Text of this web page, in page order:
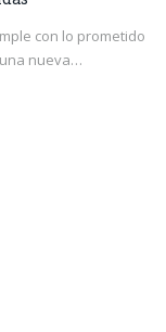
con lo prometido
nueva…